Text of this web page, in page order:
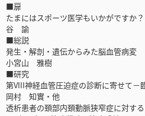
■扉
たまにはスポーツ医学もいかがですか？
谷 諭
■総説
発生・解剖・遺伝からみた脳血管病変
小宮山 雅樹
■研究
第VIII神経血管圧迫症の診断に寄せて－
岡村 知實・他
透析患者の頚部内頚動脈狭窄症に対す